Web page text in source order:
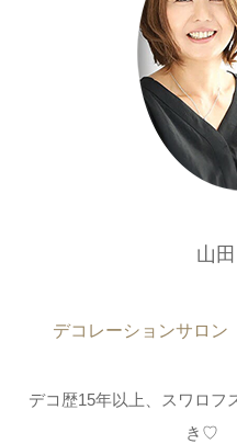
山
デコレーションサロン
デコ歴15年以上、スワロフ
き♡